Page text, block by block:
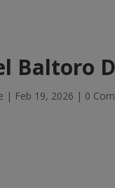
Baltoro
| Feb 19, 2026 | 0